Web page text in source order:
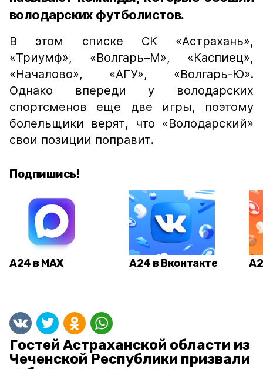
володарских футболистов.
В этом списке СК «Астрахань»,
«Триумф», «Волгарь–М», «Каспиец»,
«Началово», «АГУ», «Волгарь-Ю».
Однако впереди у володарских
спортсменов еще две игры, поэтому
болельщики верят, что «Володарский»
свои позиции поправит.
Подпишись!
А24 в MAX А24 в Вконтакте
Гостей Астраханской области из
Чеченской Республики призвали